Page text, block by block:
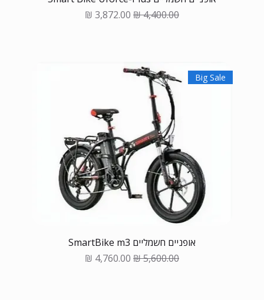
Regular Price
Sale Price
Big Sale
אופניים חשמליים SmartBike m3
Regular Price
Sale Price